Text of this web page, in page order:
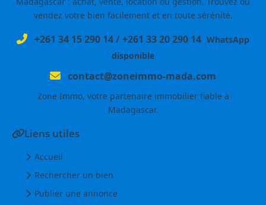
vendez votre bien facilement et en toute sérénité.
+261 34 15 290 14/+261 33 20 290 14 WhatsApp
disponible
contact@zoneimmo-mada.com
Zone Immo, votre partenaire immobilier fiable à
Madagascar.
Liens utiles
Accueil
Rechercher un bien
Publier une annonce